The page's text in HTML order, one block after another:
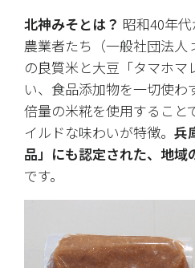
北神みそとは？ 昭和40年
農業者たち（一般社団法人
の良質米と大豆「タマホ
い、食品添加物を一切使
倍量の米糀を使用すること
イルドな味わいが特徴。 兵
品」にも認定された、地域
です。